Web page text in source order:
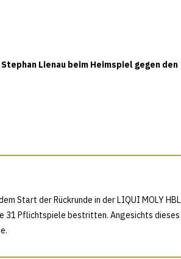
Lienau beim Heimspiel gegen den
Start der Rückrunde in der LIQUI MOLY HBL
31 Pflichtspiele bestritten. Angesichts dieses